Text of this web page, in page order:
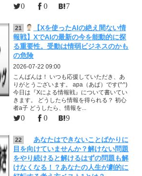
0 0 7
21
【Xを使ったAIの絶え間ない情
報戦】XでAIの最新の今を能動的に探
る重要性。受動は情弱ビジネスのかも
の危険
2026-07-22 09:00
こんばんは！ いつも応援していただき、あ
りがとうございます。 apa（あぱ）です(^^)
今日は『Xによる情報戦』について書いてい
きます。 どうしたら情報を得られる？ 初心
者a子 どうしたら、情報を...
0 0 9
22
あなたはできないことばかりに
目を向けていませんか？解けない問題
をやり続けると解けるはずの問題も解
けなくなる！？あなたの人生が劇的に